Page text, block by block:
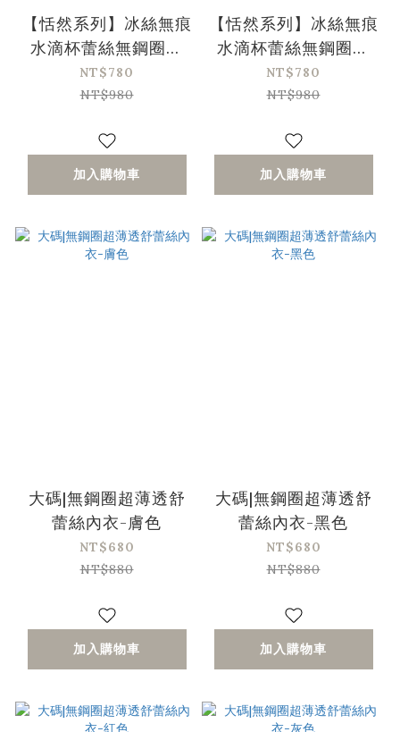
【恬然系列】冰絲無痕
水滴杯蕾絲無鋼圈內
衣-膚色
NT$780
NT$980
加入購物車
【恬然系列】冰絲無痕
水滴杯蕾絲無鋼圈內
衣-橘色
NT$780
NT$980
加入購物車
大碼|無鋼圈超薄透舒
蕾絲內衣-膚色
NT$680
NT$880
加入購物車
大碼|無鋼圈超薄透舒
蕾絲內衣-黑色
NT$680
NT$880
加入購物車